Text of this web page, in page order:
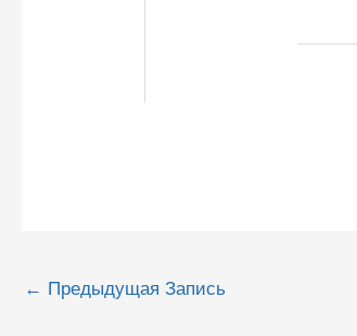
Навигация
← Предыдущая Запись